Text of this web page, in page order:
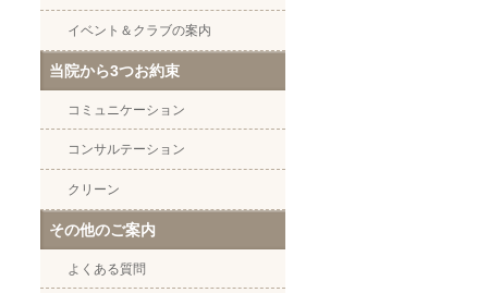
イベント＆クラブの案内
当院から3つお約束
コミュニケーション
コンサルテーション
クリーン
その他のご案内
よくある質問